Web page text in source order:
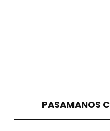
PASAMANOS